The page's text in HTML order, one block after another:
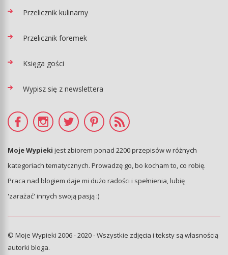
Przelicznik kulinarny
Przelicznik foremek
Księga gości
Wypisz się z newslettera
Moje Wypieki jest zbiorem ponad 2200 przepisów w różnych
kategoriach tematycznych. Prowadzę go, bo kocham to, co robię.
Praca nad blogiem daje mi dużo radości i spełnienia, lubię
'zarażać' innych swoją pasją :)
© Moje Wypieki 2006 - 2020 - Wszystkie zdjęcia i teksty są własnością
autorki bloga.